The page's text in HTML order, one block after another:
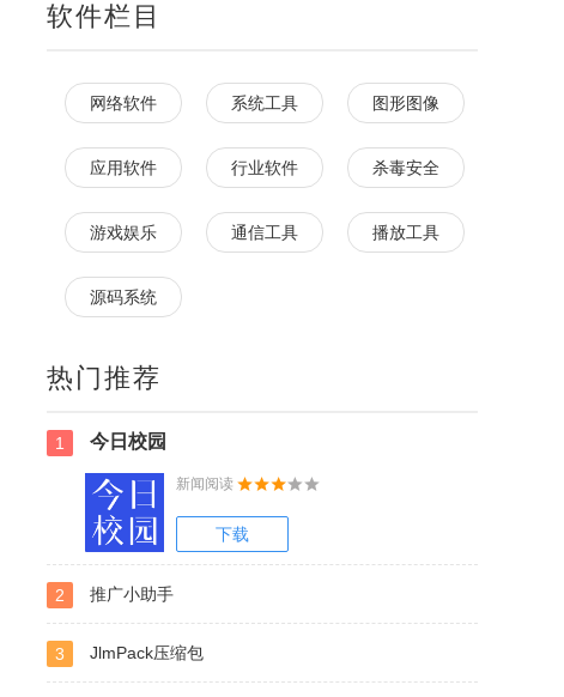
软件栏目
网络软件 系统工具 图形图像
应用软件 行业软件 杀毒安全
游戏娱乐 通信工具 播放工具
源码系统
热门推荐
1 今日校园
新闻阅读
下载
2 推广小助手
3 JlmPack压缩包